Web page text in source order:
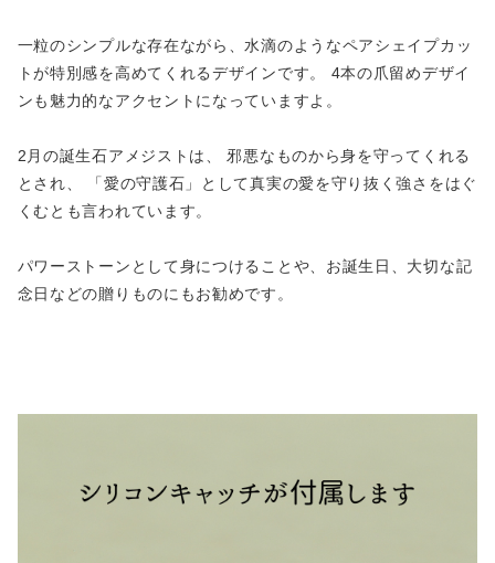
一粒のシンプルな存在ながら、水滴のようなペアシェイプカッ
トが特別感を高めてくれるデザインです。 4本の爪留めデザイ
ンも魅力的なアクセントになっていますよ。
2月の誕生石アメジストは、 邪悪なものから身を守ってくれる
とされ、 「愛の守護石」として真実の愛を守り抜く強さをはぐ
くむとも言われています。
パワーストーンとして身につけることや、お誕生日、大切な記
念日などの贈りものにもお勧めです。